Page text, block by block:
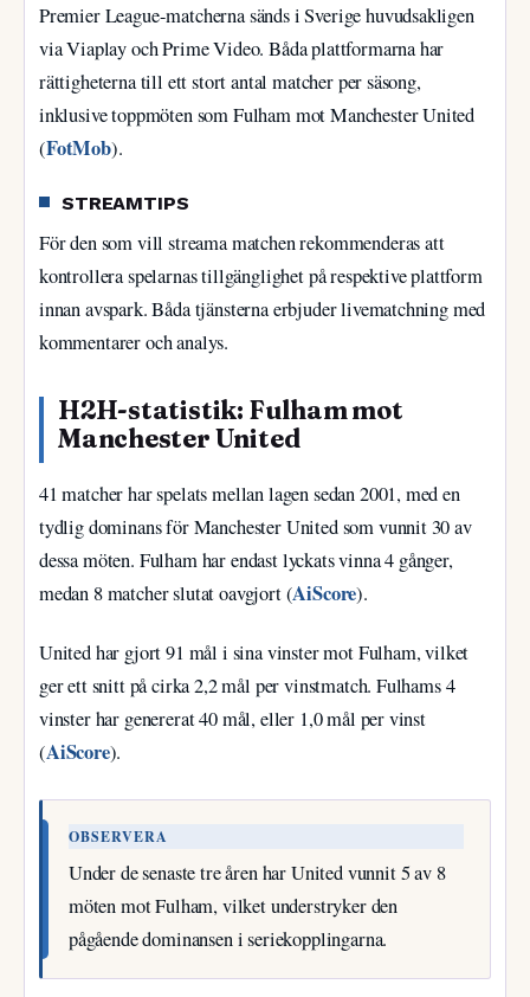
Premier League-matcherna sänds i Sverige huvudsakligen
via Viaplay och Prime Video. Båda plattformarna har
rättigheterna till ett stort antal matcher per säsong,
inklusive toppmöten som Fulham mot Manchester United
(FotMob).
STREAMTIPS
För den som vill streama matchen rekommenderas att
kontrollera spelarnas tillgänglighet på respektive plattform
innan avspark. Båda tjänsterna erbjuder livematchning med
kommentarer och analys.
H2H-statistik: Fulham mot
Manchester United
41 matcher har spelats mellan lagen sedan 2001, med en
tydlig dominans för Manchester United som vunnit 30 av
dessa möten. Fulham har endast lyckats vinna 4 gånger,
medan 8 matcher slutat oavgjort (AiScore).
United har gjort 91 mål i sina vinster mot Fulham, vilket
ger ett snitt på cirka 2,2 mål per vinstmatch. Fulhams 4
vinster har genererat 40 mål, eller 1,0 mål per vinst
(AiScore).
OBSERVERA
Under de senaste tre åren har United vunnit 5 av 8
möten mot Fulham, vilket understryker den
pågående dominansen i seriekopplingarna.